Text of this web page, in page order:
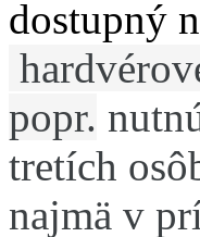
dostupný
popr.
tretích
najmä v